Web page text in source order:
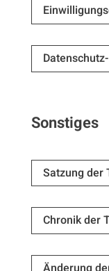
Sonstiges
Satzung der
Chronik der